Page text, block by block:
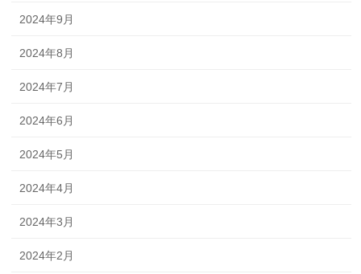
2024年9月
2024年8月
2024年7月
2024年6月
2024年5月
2024年4月
2024年3月
2024年2月